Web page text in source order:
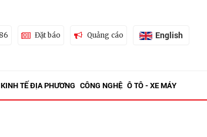
Đặt báo Quảng cáo English
KINH TẾ ĐỊA PHƯƠNG CÔNG NGHỆ Ô TÔ - XE MÁY